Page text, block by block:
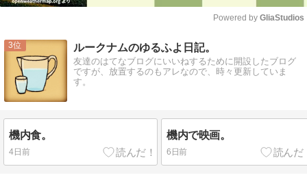
Powered by GliaStudios
3 ルークナムのゆるふよ日記。
友達のはてなブログにいいねするために開設したブログ
ですが、放置するのもアレなので、時々更新していま
す。
機内食。
4日前
機内で映画。
6日前